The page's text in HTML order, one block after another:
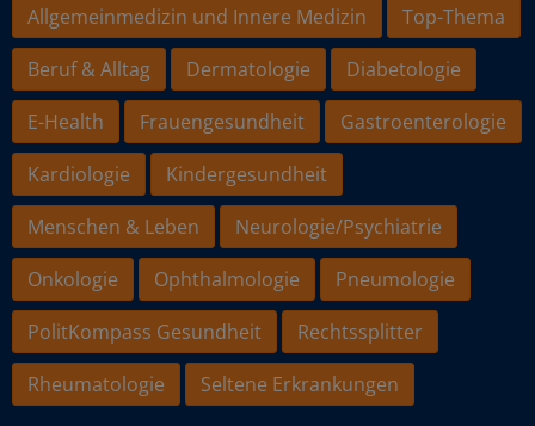
Allgemeinmedizin und Innere Medizin
Top-Thema
Beruf & Alltag
Dermatologie
Diabetologie
E-Health
Frauengesundheit
Gastroenterologie
Kardiologie
Kindergesundheit
Menschen & Leben
Neurologie/Psychiatrie
Onkologie
Ophthalmologie
Pneumologie
PolitKompass Gesundheit
Rechtssplitter
Rheumatologie
Seltene Erkrankungen